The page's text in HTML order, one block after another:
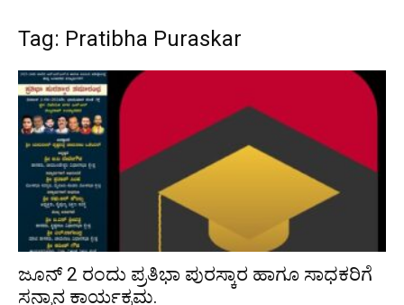
Tag: Pratibha Puraskar
ಜೂನ್ 2 ರಂದು ಪ್ರತಿಭಾ ಪುರಸ್ಕಾರ ಹಾಗೂ ಸಾಧಕರಿಗೆ
ಸನ್ಮಾನ ಕಾರ್ಯಕ್ರಮ.